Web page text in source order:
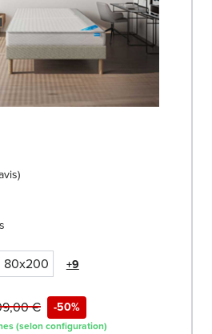
80x200 +9
-50%
€
(selon configuration)